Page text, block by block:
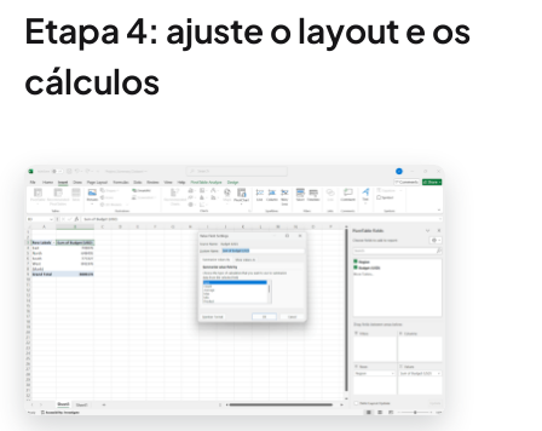
Etapa 4: ajuste o layout e os
cálculos